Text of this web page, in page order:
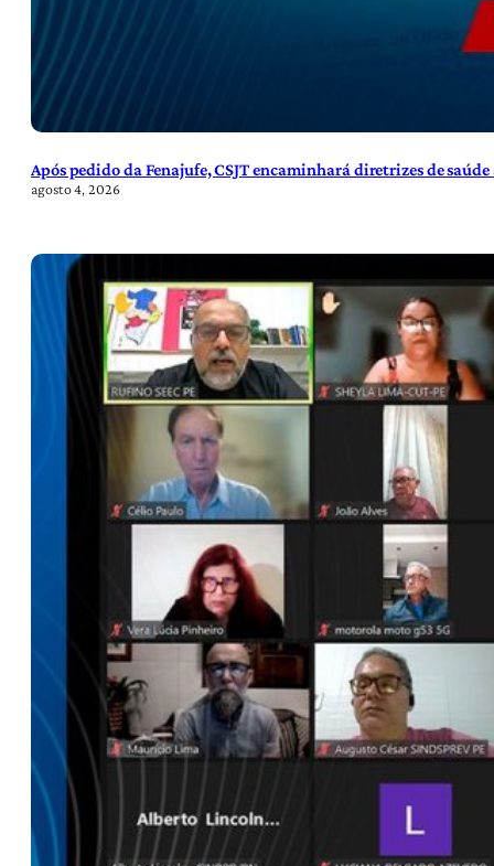
Após pedido da Fenajufe, CSJT encaminhará diretrizes de
agosto 4, 2026